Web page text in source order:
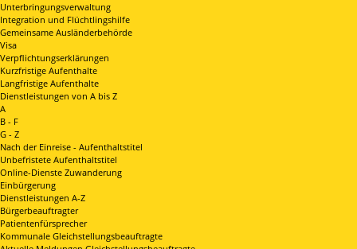
Unterbringungsverwaltung
Integration und Flüchtlingshilfe
Gemeinsame Ausländerbehörde
Visa
Verpflichtungserklärungen
Kurzfristige Aufenthalte
Langfristige Aufenthalte
Dienstleistungen von A bis Z
A
B - F
G - Z
Nach der Einreise - Aufenthaltstitel
Unbefristete Aufenthaltstitel
Online-Dienste Zuwanderung
Einbürgerung
Dienstleistungen A-Z
Bürgerbeauftragter
Patientenfürsprecher
Kommunale Gleichstellungsbeauftragte